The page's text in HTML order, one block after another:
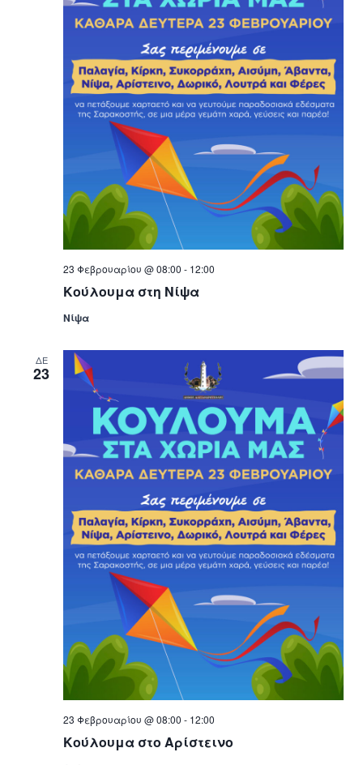
Κούλουμα στη Νίψα
23 Φεβρουαρίου @ 08:00 - 12:00
Νίψα
ΔΕ
23
Κούλουμα στο Αρίστεινο
23 Φεβρουαρίου @ 08:00 - 12:00